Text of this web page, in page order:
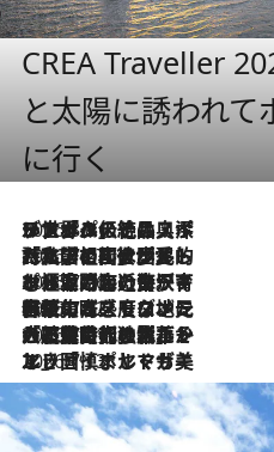
CREA Traveller
と太陽に誘われ
に行く
2026.8.8
リスボンの絶品スイーツ「パステル・デ・ナタ」とは？ポルトガル伝統の奥深い世界へ
2026.7.27
「私の祖国はポルトガル語です」国民的詩人フェルナンド・ペソアと、彼が愛した文学の街を歩く
2026.7.26
ポルトガル近海が育む極上の海の幸。キリリと冷えた白ワインと愉しむ、シーフード専門店の贅沢
2026.7.22
伝統の味をモダンに昇華。高感度な地元客が集う、リスボンの最旬ガストロノミー
2026.7.21
大航海時代の栄華から、震災、独裁、そして革命へ。ポルトガル・首都リスボンの石畳に刻まれた「歴史の光と影」
2026.7.13
エッセイ・ヤマザキマリ「慎ましくも美しき国 ポルトガル」